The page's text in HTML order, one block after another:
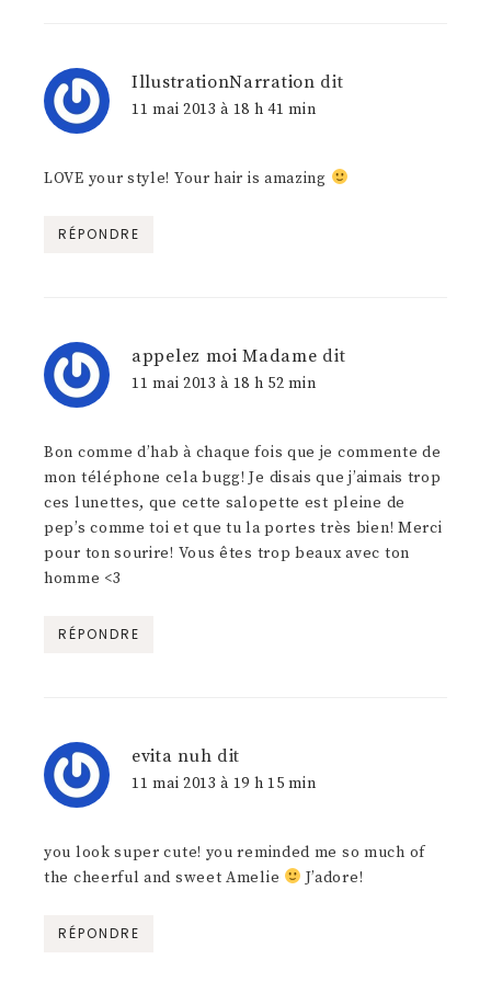
IllustrationNarration dit
11 mai 2013 à 18 h 41 min
LOVE your style! Your hair is amazing
RÉPONDRE
appelez moi Madame dit
11 mai 2013 à 18 h 52 min
Bon comme d’hab à chaque fois que je commente de
mon téléphone cela bugg! Je disais que j’aimais trop
ces lunettes, que cette salopette est pleine de
pep’s comme toi et que tu la portes très bien! Merci
pour ton sourire! Vous êtes trop beaux avec ton
homme <3
RÉPONDRE
evita nuh dit
11 mai 2013 à 19 h 15 min
you look super cute! you reminded me so much of
the cheerful and sweet Amelie
J’adore!
RÉPONDRE